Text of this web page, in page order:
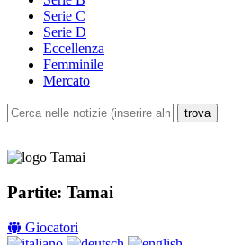
Serie C
Serie D
Eccellenza
Femminile
Mercato
Partite: Tamai
Giocatori